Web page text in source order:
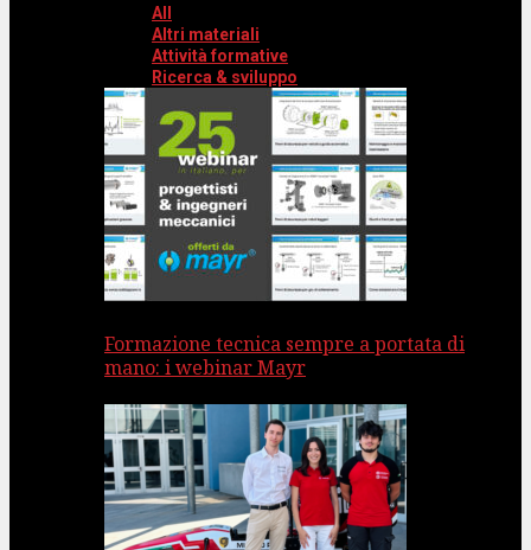
All
Altri materiali
Attività formative
Ricerca & sviluppo
Formazione tecnica sempre a portata di
mano: i webinar Mayr